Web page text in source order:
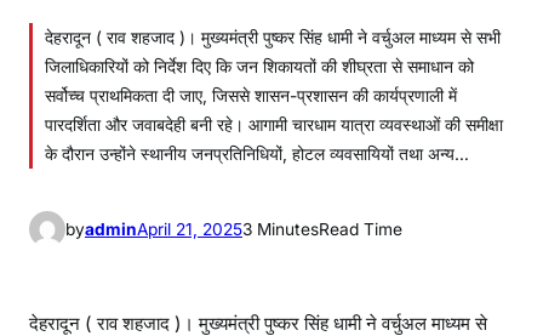
देहरादून ( राव शहजाद )। मुख्यमंत्री पुष्कर सिंह धामी ने वर्चुअल माध्यम से सभी
जिलाधिकारियों को निर्देश दिए कि जन शिकायतों की शीघ्रता से समाधान को
सर्वोच्च प्राथमिकता दी जाए, जिससे शासन-प्रशासन की कार्यप्रणाली में
पारदर्शिता और जवाबदेही बनी रहे। आगामी चारधाम यात्रा व्यवस्थाओं की समीक्षा
के दौरान उन्होंने स्थानीय जनप्रतिनिधियों, होटल व्यवसायियों तथा अन्य…
byadminApril 21, 20253 MinutesRead Time
देहरादून ( राव शहजाद )। मुख्यमंत्री पुष्कर सिंह धामी ने वर्चुअल माध्यम से